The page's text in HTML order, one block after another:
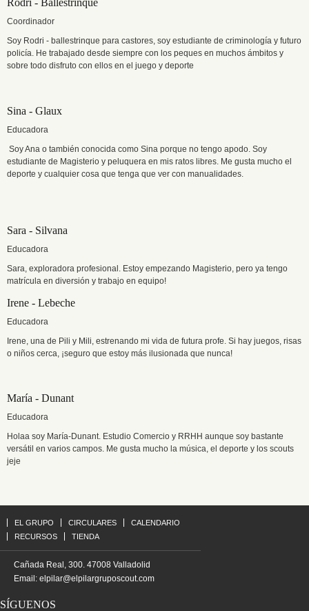
Rodri - Ballestrinque
Coordinador
Soy Rodri - ballestrinque para castores, soy estudiante de criminología y futuro
policía. He trabajado desde siempre con los peques en muchos ámbitos y
sobre todo disfruto con ellos en el juego y deporte
Sina - Glaux
Educadora
Soy Ana o también conocida como Sina porque no tengo apodo. Soy
estudiante de Magisterio y peluquera en mis ratos libres. Me gusta mucho el
deporte y cualquier cosa que tenga que ver con manualidades.
Sara - Silvana
Educadora
Sara, exploradora profesional. Estoy empezando Magisterio, pero ya tengo
matrícula en diversión y trabajo en equipo!
Irene - Lebeche
Educadora
Irene, una de Pili y Mili, estrenando mi vida de futura profe. Si hay juegos, risas
o niños cerca, ¡seguro que estoy más ilusionada que nunca!
María - Dunant
Educadora
Holaa soy María-Dunant. Estudio Comercio y RRHH aunque soy bastante
versátil en varios campos. Me gusta mucho la música, el deporte y los scouts
jeje
EL GRUPO CIRCULARES
CALENDARIO
RECURSOS
TIENDA
Cañada Real, 300. 47008 Valladolid
Email: elpilar@elpilargruposcout.com
SÍGUENOS